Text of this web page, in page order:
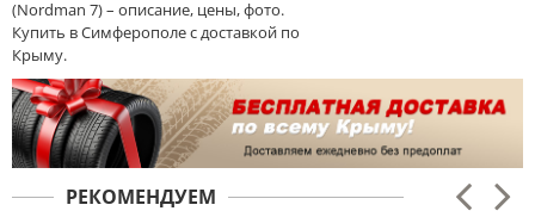
(Nordman 7) – описание, цены, фото.
Купить в Симферополе с доставкой по
Крыму.
РЕКОМЕНДУЕМ